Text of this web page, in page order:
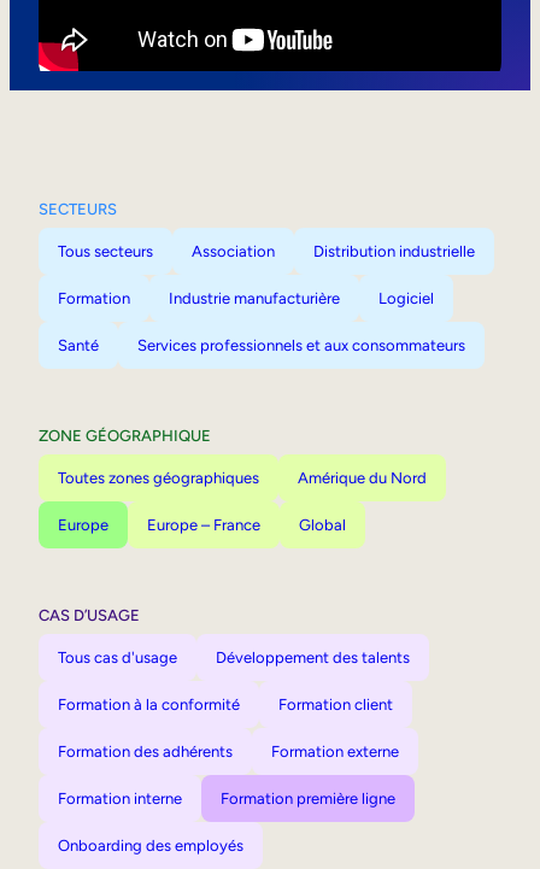
SECTEURS
Tous secteurs Association Distribution industrielle
Formation Industrie manufacturière Logiciel
Santé Services professionnels et aux consommateurs
ZONE GÉOGRAPHIQUE
Toutes zones géographiques Amérique du Nord
Europe Europe – France Global
CAS D’USAGE
Tous cas d'usage Développement des talents
Formation à la conformité Formation client
Formation des adhérents Formation externe
Formation interne Formation première ligne
Onboarding des employés